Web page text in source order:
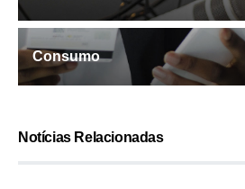
Consumo
Notícias Relacionadas